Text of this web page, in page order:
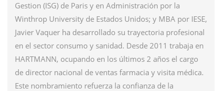
Gestion (ISG) de Paris y en Administración por la
Winthrop University de Estados Unidos; y MBA por IESE,
Javier Vaquer ha desarrollado su trayectoria profesional
en el sector consumo y sanidad. Desde 2011 trabaja en
HARTMANN, ocupando en los últimos 2 años el cargo
de director nacional de ventas farmacia y visita médica.
Este nombramiento refuerza la confianza de la